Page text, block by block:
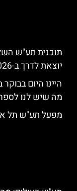
יוצאת לדרך ב-2026
היינו היום
מה שיש לנו
מפעל תע"ש תל